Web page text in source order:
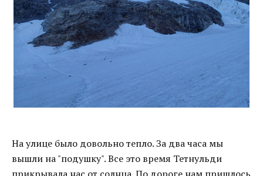
На улице было довольно тепло. За два часа мы
вышли на "подушку". Все это время Тетнульди